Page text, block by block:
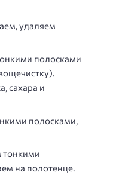
удаляем
полосками
сахара и
полосками,
тонкими
на полотенце.